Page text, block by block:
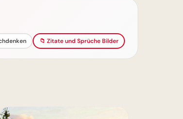
📁 Zitate und Sprüche Bilder